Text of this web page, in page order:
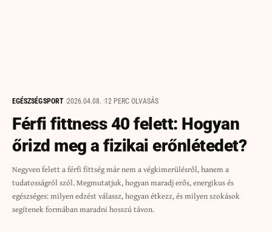
EGÉSZSÉGSPORT 2026.04.08. 12 PERC OLVASÁS
Férfi fittness 40 felett: Hogyan
őrizd meg a fizikai erőnlétedet?
Negyven felett a férfi fittség már nem a végkimerülésről, hanem a
tudatosságról szól. Megmutatjuk, hogyan maradj erős, energikus és
egészséges: milyen edzést válassz, hogyan étkezz, és milyen szokások
segítenek formában maradni hosszú távon.